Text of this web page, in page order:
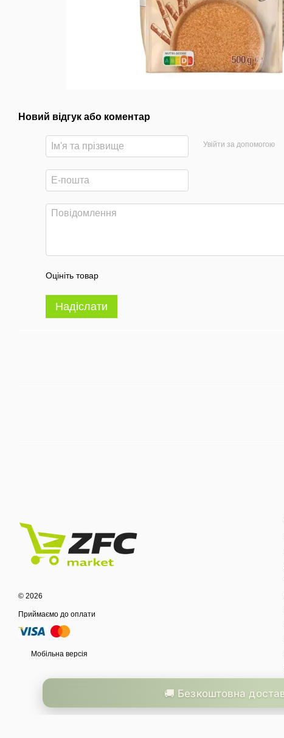
Новий відгук або коментар
Увійти за допомогою
Оцініть товар
Надіслати
© 2026
Приймаємо до оплати
Мобільна версія